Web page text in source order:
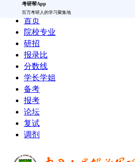
考研帮App
百万考研人的学习聚集地
首页
院校专业
研招
报录比
分数线
学长学姐
备考
报考
论坛
复试
调剂